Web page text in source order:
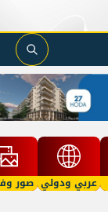
عربي ودولي صور